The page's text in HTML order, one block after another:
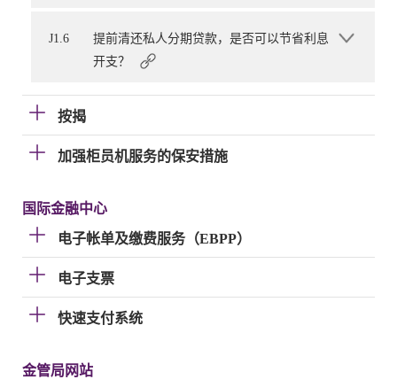
J1.6
提前清还私人分期贷款，是否可以节省利息
开支？
按揭
加强柜员机服务的保安措施
国际金融中心
电子帐单及缴费服务（EBPP）
电子支票
快速支付系统
金管局网站